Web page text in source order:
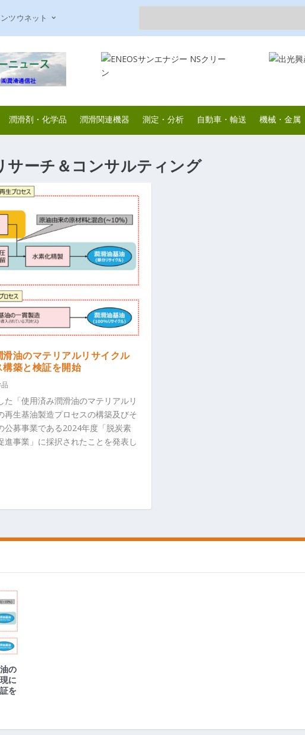
ツウネット
潤滑剤・化学品 潤滑関連機器 測定・分析 自動車・輸送 機械・金属
サーチ＆コンサルティング
油のマテリアルリサイクル
築と検証を開始
た「使用済み潤滑油のマテリアルリ
再生基油製造プロセスの構築及びそ
公募事業である2024年度「脱炭素
進事業」に採択されたことを発表し
の
に
を